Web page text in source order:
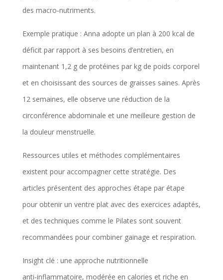
des macro‑nutriments.
Exemple pratique : Anna adopte un plan à 200 kcal de
déficit par rapport à ses besoins d’entretien, en
maintenant 1,2 g de protéines par kg de poids corporel
et en choisissant des sources de graisses saines. Après
12 semaines, elle observe une réduction de la
circonférence abdominale et une meilleure gestion de
la douleur menstruelle.
Ressources utiles et méthodes complémentaires
existent pour accompagner cette stratégie. Des
articles présentent des approches étape par étape
pour obtenir un ventre plat avec des exercices adaptés,
et des techniques comme le Pilates sont souvent
recommandées pour combiner gainage et respiration.
Insight clé : une approche nutritionnelle
anti‑inflammatoire, modérée en calories et riche en